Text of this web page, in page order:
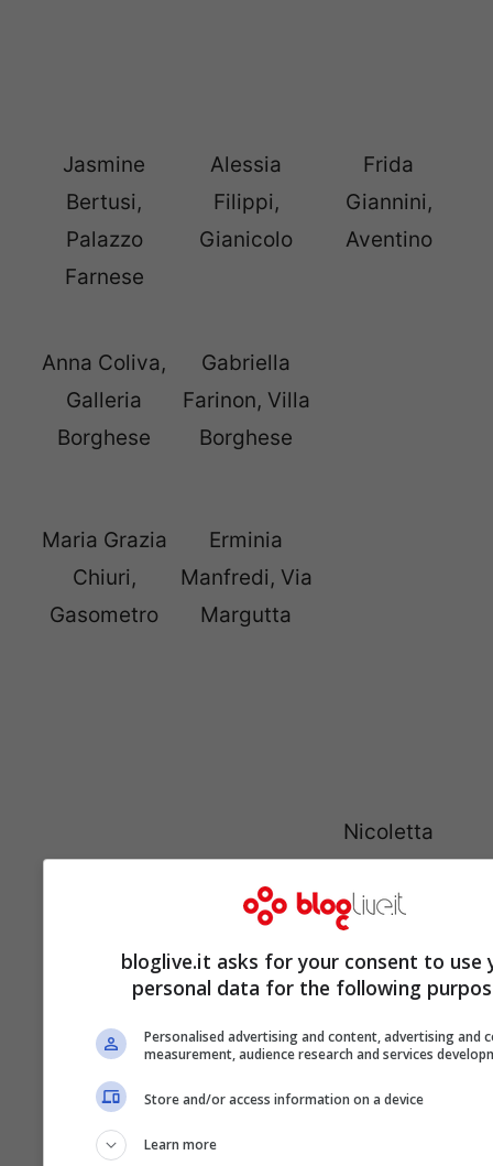
Jasmine
Bertusi,
Palazzo
Farnese
Alessia
Filippi,
Gianicolo
Frida
Giannini,
Aventino
Anna Coliva,
Galleria
Borghese
Gabriella
Farinon, Villa
Borghese
Maria Grazia
Chiuri,
Gasometro
Erminia
Manfredi, Via
Margutta
Nicoletta
Fiorucci,
Trinità dei
Simona Izzo,
Gianicolo
Virna Lisi,
Colosseo
Marina Ripa di
Meana, Villa
Borghese
bloglive.it asks for your consent to use
personal data for the following
Personalised advertising and content, advertising and
measurement, audience research and services
Store and/or access information on a device
Learn more